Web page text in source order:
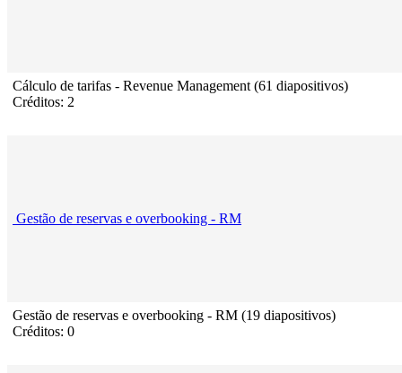
Cálculo de tarifas - Revenue Management (61 diapositivos)
Créditos: 2
Gestão de reservas e overbooking - RM
Gestão de reservas e overbooking - RM (19 diapositivos)
Créditos: 0